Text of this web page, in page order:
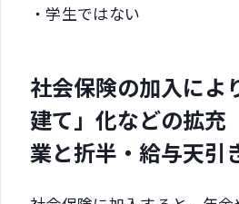
・学生ではない
社会保険の加入によ
建て」化などの拡
業と折半・給与天引